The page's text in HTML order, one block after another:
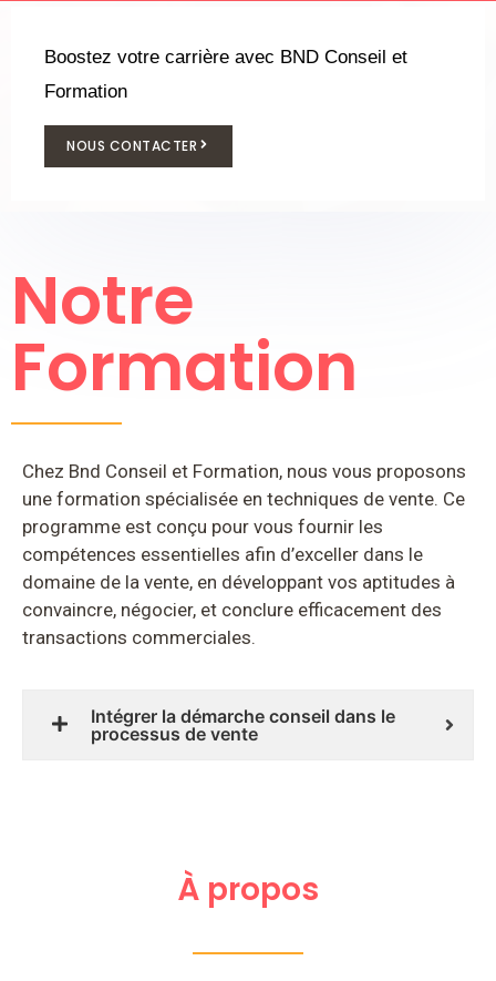
Boostez votre carrière avec BND Conseil et
Formation
NOUS CONTACTER
Notre
Formation
Chez Bnd Conseil et Formation, nous vous proposons
une formation spécialisée en techniques de vente. Ce
programme est conçu pour vous fournir les
compétences essentielles afin d’exceller dans le
domaine de la vente, en développant vos aptitudes à
convaincre, négocier, et conclure efficacement des
transactions commerciales.
Intégrer la démarche conseil dans le
processus de vente
À propos